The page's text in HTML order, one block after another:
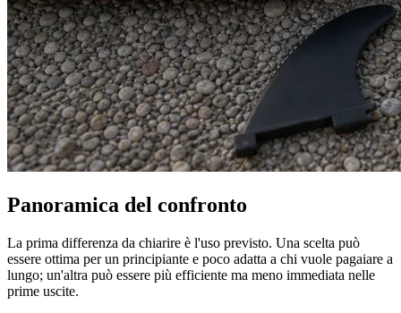
Panoramica del confronto
La prima differenza da chiarire è l'uso previsto. Una scelta può
essere ottima per un principiante e poco adatta a chi vuole pagaiare a
lungo; un'altra può essere più efficiente ma meno immediata nelle
prime uscite.